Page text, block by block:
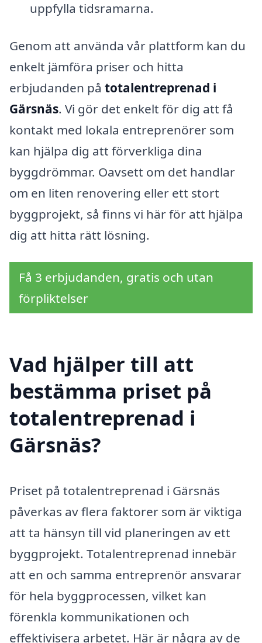
uppfylla tidsramarna.
Genom att använda vår plattform kan du
enkelt jämföra priser och hitta
erbjudanden på totalentreprenad i
Gärsnäs. Vi gör det enkelt för dig att få
kontakt med lokala entreprenörer som
kan hjälpa dig att förverkliga dina
byggdrömmar. Oavsett om det handlar
om en liten renovering eller ett stort
byggprojekt, så finns vi här för att hjälpa
dig att hitta rätt lösning.
Få 3 erbjudanden, gratis och utan
förpliktelser
Vad hjälper till att
bestämma priset på
totalentreprenad i
Gärsnäs?
Priset på totalentreprenad i Gärsnäs
påverkas av flera faktorer som är viktiga
att ta hänsyn till vid planeringen av ett
byggprojekt. Totalentreprenad innebär
att en och samma entreprenör ansvarar
för hela byggprocessen, vilket kan
förenkla kommunikationen och
effektivisera arbetet. Här är några av de